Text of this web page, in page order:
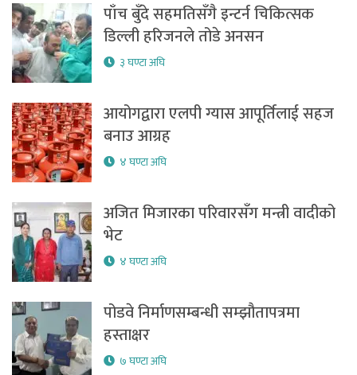
पाँच बुँदे सहमतिसँगै इन्टर्न चिकित्सक
डिल्ली हरिजनले तोडे अनसन
३ घण्टा अघि
आयोगद्वारा एलपी ग्यास आपूर्तिलाई सहज
बनाउ आग्रह
४ घण्टा अघि
अजित मिजारका परिवारसँग मन्त्री वादीको
भेट
४ घण्टा अघि
पोडवे निर्माणसम्बन्धी सम्झौतापत्रमा
हस्ताक्षर
७ घण्टा अघि